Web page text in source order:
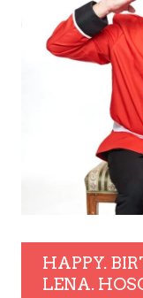
HAPPY.
LENA.